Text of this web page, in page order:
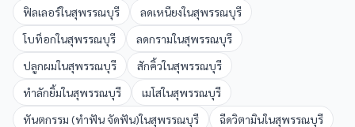
ฟิลเลอร์ในสุพรรณบุรี ลดเหนียงในสุพรรณบุรี
โบท็อกในสุพรรณบุรี ลดกรามในสุพรรณบุรี
ปลูกผมในสุพรรณบุรี สักคิ้วในสุพรรณบุรี
ทำลักยิ้มในสุพรรณบุรี เมโสในสุพรรณบุรี
ทันตกรรม (ทำฟัน จัดฟัน)ในสุพรรณบุรี ฉีดวิตามินในสุพรรณบุรี